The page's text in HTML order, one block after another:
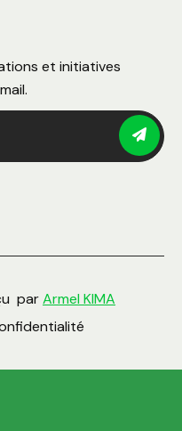
et initiatives
parArmel KIMA